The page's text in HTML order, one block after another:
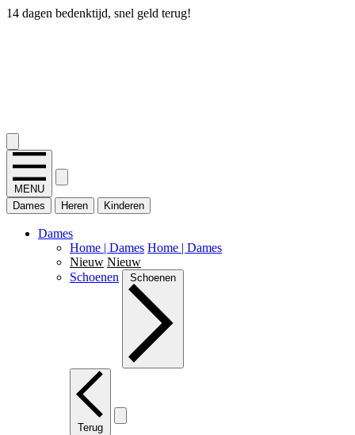
14 dagen bedenktijd, snel geld terug!
MENU
Dames
Heren Kinderen
Dames
Home | Dames Home | Dames
Nieuw Nieuw
Schoenen
Schoenen
Terug